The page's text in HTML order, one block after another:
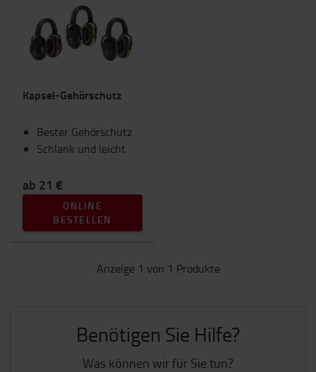
Batterie und Elektronik
Beleuchtung
Gabeln und Gabelverlängerungen
Gabelstapler Anbaugeräte
Innenausstattung
Sicherheit
Sitze
Transportwagen & Betriebsroller
Winter
Kategorie
Kapsel-Gehörschutz
Bester Gehörschutz
Schlank und leicht
ab 21 €
ONLINE
BESTELLEN
Anzeige 1 von 1 Produkte
Benötigen Sie Hilfe?
Was können wir für Sie tun?